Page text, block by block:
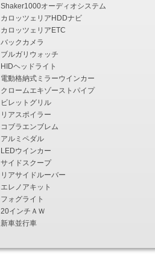
Shaker1000オーディオシステム
カロッツェリアHDDナビ
カロッツェリアETC
バックカメラ
ブルガリウォッチ
HIDヘッドライト
電動格納式ミラーウインカー
クロームエキゾーストパイプ
ビレットグリル
リアスポイラー
コブラエンブレム
アルミペダル
LEDウインカー
サイドスクープ
リアサイドルーバー
エレノアキット
フォグライト
20インチＡＷ
新車並行車